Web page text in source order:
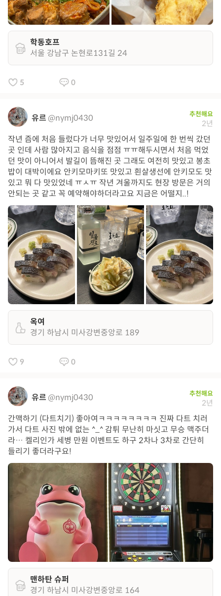
학동호프
서울 강남구 논현로131길 24
5 0
유르 @nymj0430 추천해요
2년
작년 즘에 처음 들렀다가 너무 맛있어서 일주일에 한 번씩 갔던
곳 인데 사람 많아지고 음식을 점점 ㅠㅠ해두시면서 처음 먹었
던 맛이 아니어서 발길이 뜸해진 곳 그래도 여전히 맛있고 봉초
밥이 대박이에요 안키모마키또 맛있고 흰살생선에 안키모도 맛
있고 뭐 다 맛있었네 ㅠㅅㅠ 작년 겨울까지도 현장 방문은 거의
안되는 곳 같고 꼭 예약해야하더라고요 지금은 어떨지..!
옥여
경기 하남시 미사강변중앙로 189
9 0
유르 @nymj0430 추천해요
2년
간맥하기 (다트치기) 좋아여ㅋㅋㅋㅋㅋㅋㅋㅋ 진짜 다트 치러
가서 다트 사진 밖에 없는 ^_^ 감튀 무난히 마싯고 무승 맥주더
라… 켈리인가 세병 만원 이벤트도 하구 2차나 3차로 간단히
들리기 좋더라구요!
맨하탄 슈퍼
경기 하남시 미사강변중앙로 164